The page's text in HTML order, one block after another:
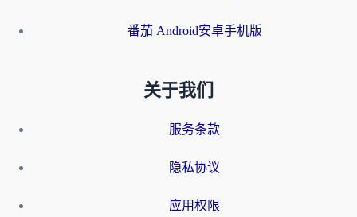
番茄 Android安卓手机版
关于我们
服务条款
隐私协议
应用权限